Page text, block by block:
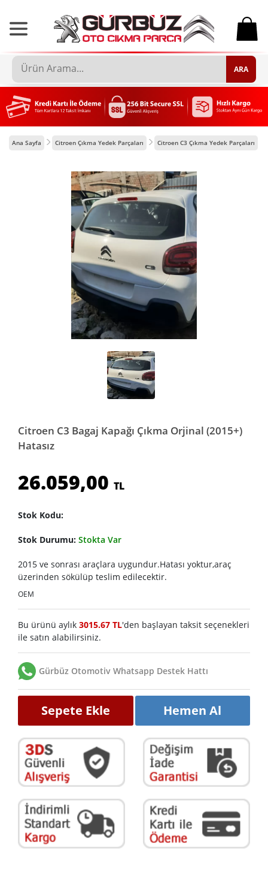
0
ARA
Ana Sayfa Citroen Çıkma Yedek Parçaları Citroen C3 Çıkma Yedek Parçaları
Citroen C3 Bagaj Kapağı Çıkma Orjinal (2015+)
Hatasız
26.059,00 TL
Stok Kodu:
Stok Durumu: Stokta Var
2015 ve sonrası araçlara uygundur.Hatası yoktur,araç
üzerinden sökülüp teslim edilecektir.
OEM
Bu ürünü aylık 3015.67 TL'den başlayan taksit seçenekleri
ile satın alabilirsiniz.
Gürbüz Otomotiv Whatsapp Destek Hattı
Sepete Ekle Hemen Al